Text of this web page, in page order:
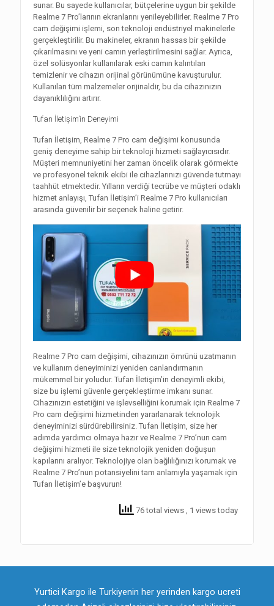
sunar. Bu sayede kullanıcılar, bütçelerine uygun bir şekilde
Realme 7 Pro’larının ekranlarını yenileyebilirler. Realme 7 Pro
cam değişimi işlemi, son teknoloji endüstriyel makinelerle
gerçekleştirilir. Bu makineler, ekranın hassas bir şekilde
çıkarılmasını ve yeni camın yerleştirilmesini sağlar. Ayrıca,
özel solüsyonlar kullanılarak eski camın kalıntıları
temizlenir ve cihazın orijinal görünümüne kavuşturulur.
Kullanılan tüm malzemeler orijinaldir, bu da cihazınızın
dayanıklılığını artırır.
Tufan İletişim’in Deneyimi
Tufan İletişim, Realme 7 Pro cam değişimi konusunda
geniş deneyime sahip bir teknoloji hizmeti sağlayıcısıdır.
Müşteri memnuniyetini her zaman öncelik olarak görmekte
ve profesyonel teknik ekibi ile cihazlarınızı güvende tutmayı
taahhüt etmektedir. Yılların verdiği tecrübe ve müşteri odaklı
hizmet anlayışı, Tufan İletişim’i Realme 7 Pro kullanıcıları
arasında güvenilir bir seçenek haline getirir.
Realme 7 Pro cam değişimi, cihazınızın ömrünü uzatmanın
ve kullanım deneyiminizi yeniden canlandırmanın
mükemmel bir yoludur. Tufan İletişim’in deneyimli ekibi,
size bu işlemi güvenle gerçekleştirme imkanı sunar.
Cihazınızın estetiğini ve işlevselliğini korumak için Realme 7
Pro cam değişimi hizmetinden yararlanarak teknolojik
deneyiminizi sürdürebilirsiniz. Tufan İletişim, size her
adımda yardımcı olmaya hazır ve Realme 7 Pro’nun cam
değişimi hizmeti ile size teknolojik yeniden doğuşun
kapılarını aralıyor. Teknolojiye olan bağlılığınızı korumak ve
Realme 7 Pro’nun potansiyelini tam anlamıyla yaşamak için
Tufan İletişim’e başvurun!
76 total views , 1 views today
Yurtici Kargo ile Turkiyenin her yerinden kargo ucreti